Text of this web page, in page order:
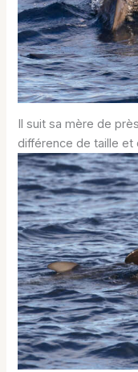
Il suit sa mère de
différence de taille et